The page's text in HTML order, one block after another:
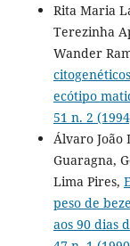
Rita Maria
Terezinha
Wander
ecótipo
51 n. 2
Álvaro João
Guaragna,
Lima Pires,
peso de
aos 90 dias